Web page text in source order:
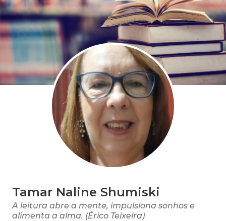
Tamar Naline Shumiski
A leitura abre a mente, impulsiona sonhos e
alimenta a alma. (Érico Teixeira)